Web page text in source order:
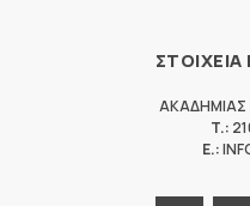
ΣΤΟΙΧΕΙΑ
ΑΚΑΔΗΜΙΑΣ
T.:
E.: